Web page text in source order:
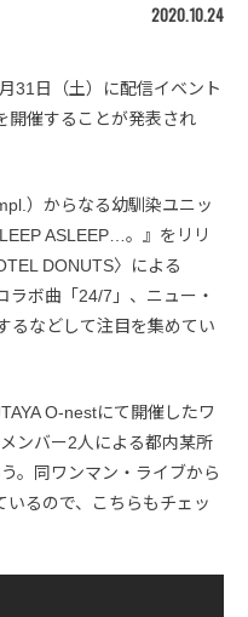
2020.10.24
31日（土）に配信イベント
開催することが発表され
）からなる幼馴染ユニッ
ASLEEP…。』をリリ
DONUTS〉による
ラボ曲「24/7」、ニュー・
るなどして注目を集めてい
O-nestにて開催したワ
ンバー2人による都内某所
。同ワンマン・ライブから
いるので、こちらもチェッ